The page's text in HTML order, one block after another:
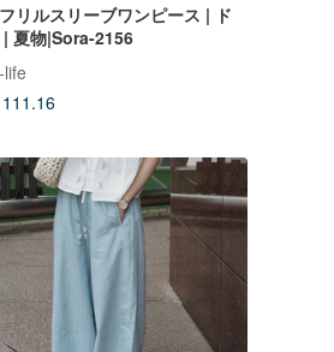
リルスリーブワンピース | ド
| 夏物|Sora-2156